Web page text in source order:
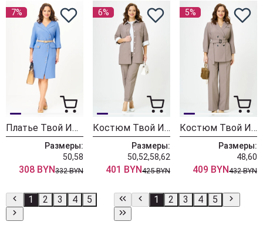
7%
Платье Твой Имидж 2321 небесно-голубой
Размеры:
50,58
308 BYN332 BYN
6%
Костюм Твой Имидж 2358 капучино
Размеры:
50,52,58,62
401 BYN425 BYN
5%
Костюм Твой Имидж 2351 капучино
Размеры:
48,60
409 BYN432 BYN
1 2 3 4 5 1 2 3 4 5